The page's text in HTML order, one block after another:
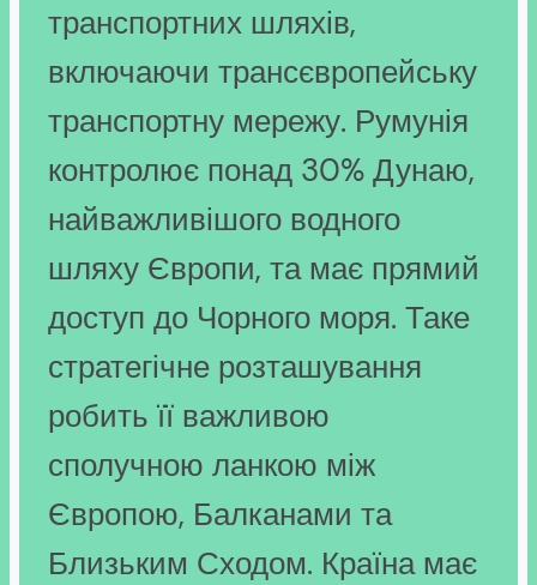
транспортних шляхів,
включаючи трансєвропейську
транспортну мережу. Румунія
контролює понад 30% Дунаю,
найважливішого водного
шляху Європи, та має прямий
доступ до Чорного моря. Таке
стратегічне розташування
робить її важливою
сполучною ланкою між
Європою, Балканами та
Близьким Сходом. Країна має